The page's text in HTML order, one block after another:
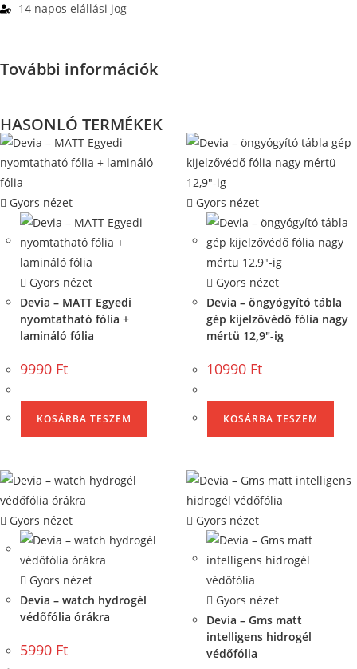
14 napos elállási jog
További információk
HASONLÓ TERMÉKEK
Gyors nézet
Gyors nézet
Devia – MATT Egyedi
nyomtatható fólia +
lamináló fólia
9990 Ft
KOSÁRBA TESZEM
Gyors nézet
Gyors nézet
Devia – öngyógyító tábla
gép kijelzővédő fólia nagy
mértü 12,9″-ig
10990 Ft
KOSÁRBA TESZEM
Gyors nézet
Gyors nézet
Devia – watch hydrogél
védőfólia órákra
5990 Ft
Gyors nézet
Gyors nézet
Devia – Gms matt
intelligens hidrogél
védőfólia